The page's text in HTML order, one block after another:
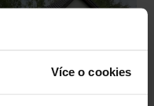
Více o cookies